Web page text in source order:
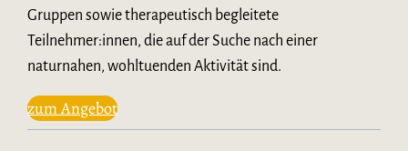
Gruppen sowie therapeutisch begleitete
Teilnehmer:innen, die auf der Suche nach einer
naturnahen, wohltuenden Aktivität sind.
zum Angebot